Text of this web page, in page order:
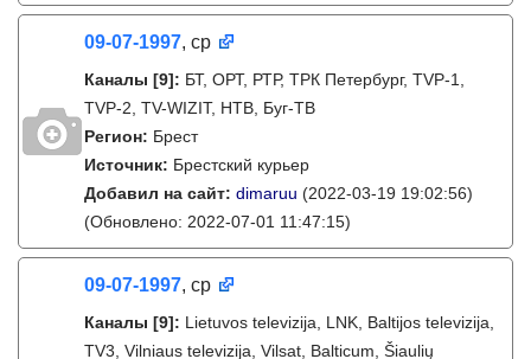
09-07-1997, ср
Каналы [9]: БТ, ОРТ, РТР, ТРК Петербург, TVP-1,
TVP-2, TV-WIZIT, НТВ, Буг-ТВ
Регион: Брест
Источник: Брестский курьер
Добавил на сайт: dimaruu (2022-03-19 19:02:56)
(Обновлено: 2022-07-01 11:47:15)
09-07-1997, ср
Каналы [9]: Lietuvos televizija, LNK, Baltijos televizija,
TV3, Vilniaus televizija, Vilsat, Balticum, Šiaulių